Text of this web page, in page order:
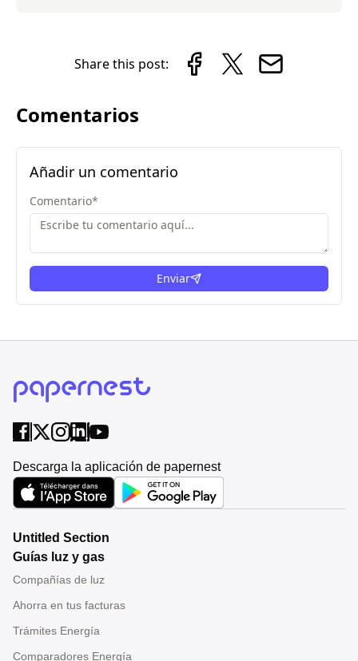
Share this post:
Comentarios
Añadir un comentario
Comentario*
Enviar
Descarga la aplicación de papernest
Untitled Section
Guías luz y gas
Compañías de luz
Ahorra en tus facturas
Trámites Energía
Comparadores Energía